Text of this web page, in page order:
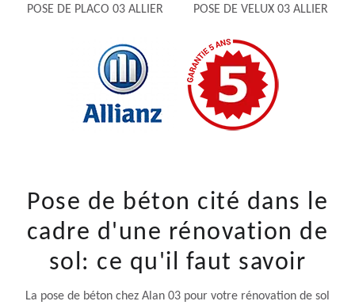
POSE DE PLACO 03 ALLIER POSE DE VELUX 03 ALLIER
Pose de béton cité dans le
cadre d'une rénovation de
sol: ce qu'il faut savoir
La pose de béton chez Alan 03 pour votre rénovation de sol